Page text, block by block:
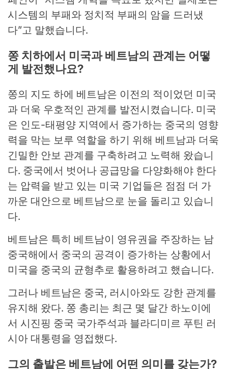
시스템의 부패와 정치적 부패의 암을 드러냈
다”고 말했습니다.
쫑 치하에서 미국과 베트남의 관계는 어떻
게 발전했나요?
쫑의 지도 하에 베트남은 이전의 적이었던 미국
과 더욱 우호적인 관계를 발전시켰습니다. 미국
은 인도-태평양 지역에서 증가하는 중국의 영향
력을 막는 보루 역할을 하기 위해 베트남과 더욱
긴밀한 안보 관계를 구축하려고 노력해 왔습니
다. 중국에서 벗어나 공급망을 다양화해야 한다
는 압력을 받고 있는 미국 기업들은 점점 더 가
까운 대안으로 베트남으로 눈을 돌리고 있습니
다.
베트남은 특히 베트남이 영유권을 주장하는 남
중국해에서 중국의 공격이 증가하는 상황에서
미국을 중국의 균형추로 활용하려고 했습니다.
그러나 베트남은 중국, 러시아와도 강한 관계를
유지해 왔다. 쫑 총리는 최근 몇 달간 하노이에
서 시진핑 중국 국가주석과 블라디미르 푸틴 러
시아 대통령을 영접했다.
그의 출발은 베트남에 어떤 의미를 갖는가?